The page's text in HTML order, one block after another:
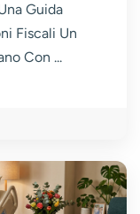
Guida
Fiscali Un
Con ...